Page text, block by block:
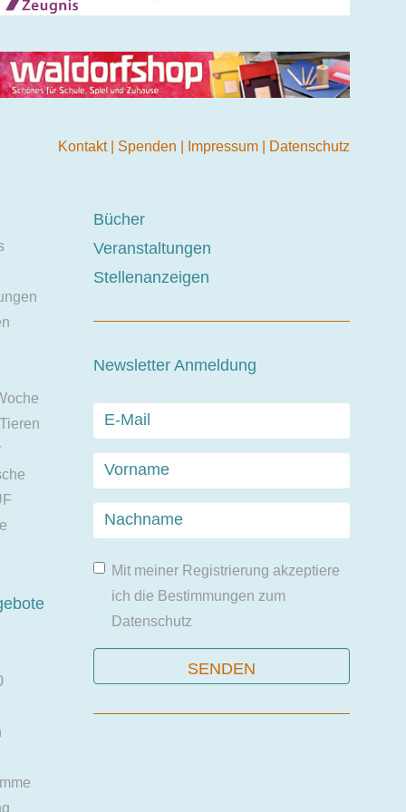
Kontakt Spenden Impressum Datenschutz
Bücher
Veranstaltungen
Stellenanzeigen
Newsletter Anmeldung
Mit meiner Registrierung akzeptiere
ich die Bestimmungen zum
Datenschutz